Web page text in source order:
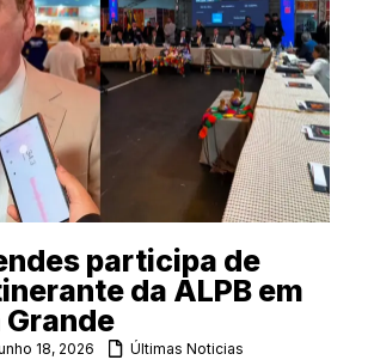
participa de
da ALPB em
18, 2026 Últimas Noticias